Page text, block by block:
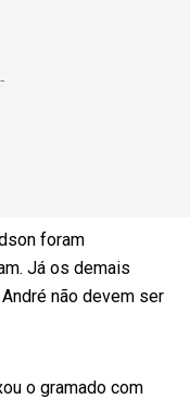
foram
Já os demais
não devem ser
o gramado com